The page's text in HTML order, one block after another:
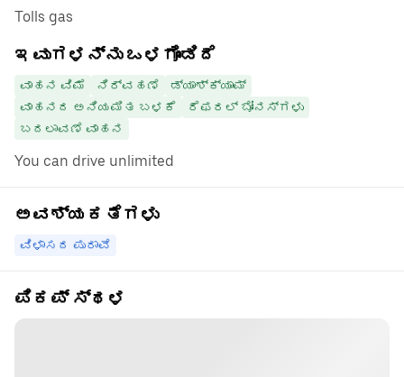
Tolls gas
ಇವುಗಳನ್ನು ಒಳಗೊಂಡಿದೆ
ವಾಹನ ವಿಮೆ ನಿರ್ವಹಣೆ
ಡ್ಯಾಶ್‌ಕ್ಯಾಮ್
ವಾಹನದ ಅನಿಯಮಿತ ಬಳಕೆ
ರೆಫರಲ್ ಬೋನಸ್‌ಗಳು
ಬದಲಾವಣೆ ವಾಹನ
You can drive unlimited
ಅವಶ್ಯಕತೆಗಳು
ವಿಳಾಸದ ಪುರಾವೆ
ಪಿಕಪ್ ಸ್ಥಳ